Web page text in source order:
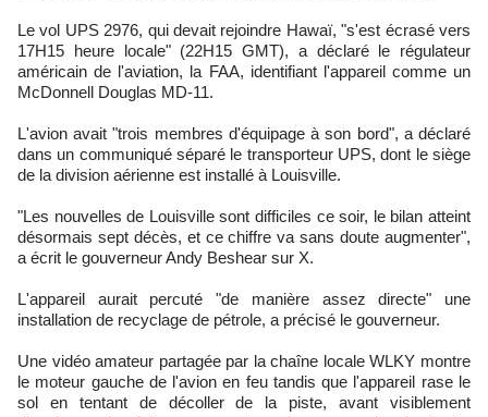
Le vol UPS 2976, qui devait rejoindre Hawaï, "s'est écrasé vers
17H15 heure locale" (22H15 GMT), a déclaré le régulateur
américain de l'aviation, la FAA, identifiant l'appareil comme un
McDonnell Douglas MD-11.
L'avion avait "trois membres d'équipage à son bord", a déclaré
dans un communiqué séparé le transporteur UPS, dont le siège
de la division aérienne est installé à Louisville.
"Les nouvelles de Louisville sont difficiles ce soir, le bilan atteint
désormais sept décès, et ce chiffre va sans doute augmenter",
a écrit le gouverneur Andy Beshear sur X.
L'appareil aurait percuté "de manière assez directe" une
installation de recyclage de pétrole, a précisé le gouverneur.
Une vidéo amateur partagée par la chaîne locale WLKY montre
le moteur gauche de l'avion en feu tandis que l'appareil rase le
sol en tentant de décoller de la piste, avant visiblement